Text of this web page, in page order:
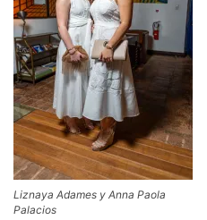
Liznaya Adames y Anna Paola
Palacios